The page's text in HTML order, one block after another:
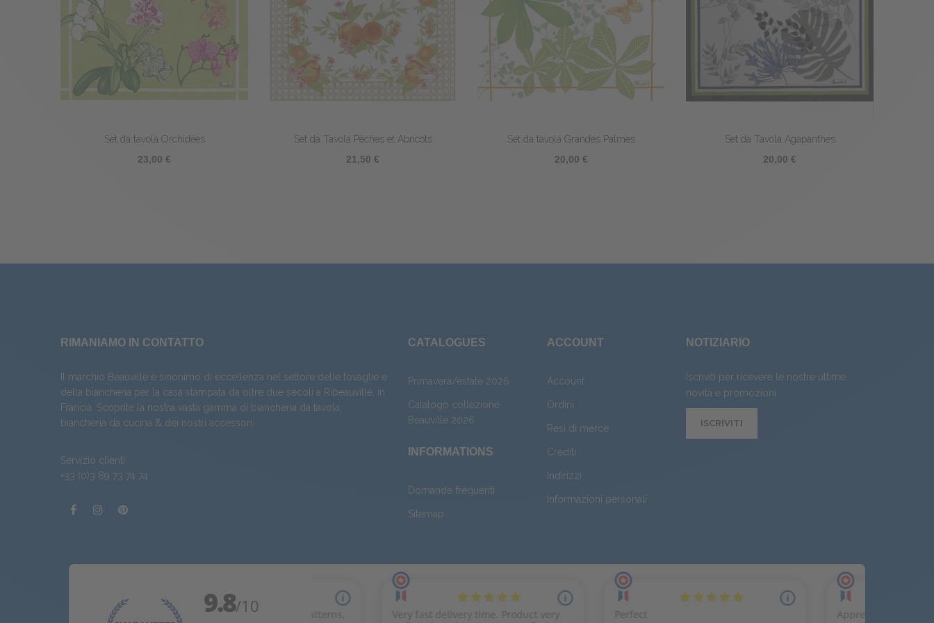
Set da tavola Saint-Tropez
Set da tavola École Buissonnière
Set da tavola Potager
Set da tavola rivestito Picoti
RIMANIAMO IN CONTATTO
Il marchio Beauvillé è sinonimo di eccellenza nel settore delle tovaglie e
della biancheria per la casa stampata da oltre due secoli a Ribeauvillé, in
Francia. Scoprite la nostra vasta gamma di biancheria da tavola
biancheria da cucina & dei nostri accessori
Servizio clienti
+33 (0)3 89 73 74 74
CATALOGUES
Primavera/estate 2026
Catalogo collezione
Beauvillé 2026
INFORMATIONS
Domande frequenti
Sitemap
ACCOUNT
Account
Ordini
Resi di merce
Crediti
Indirizzi
Informazioni personali
NOTIZIARIO
Iscriviti per ricevere le nostre ultime
novità e promozioni
ISCRIVITI